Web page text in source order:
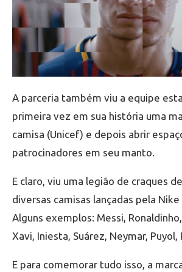
A parceria também viu a equipe
primeira vez em sua história uma
camisa (Unicef) e depois abrir
patrocinadores em seu manto.
E claro, viu uma legião de craques
diversas camisas lançadas pela Nike
Alguns exemplos: Messi, Ronaldinho,
Xavi, Iniesta, Suárez, Neymar, Puyol,
E para comemorar tudo isso, a